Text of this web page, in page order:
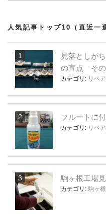
人気記事トップ10（直近一
見落としが
の盲点 その
カテゴリ: リペ
フルートに
カテゴリ: リペ
駒ヶ根工場
カテゴリ: 駒ヶ